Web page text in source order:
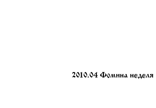
2010.04 Фомина неделя